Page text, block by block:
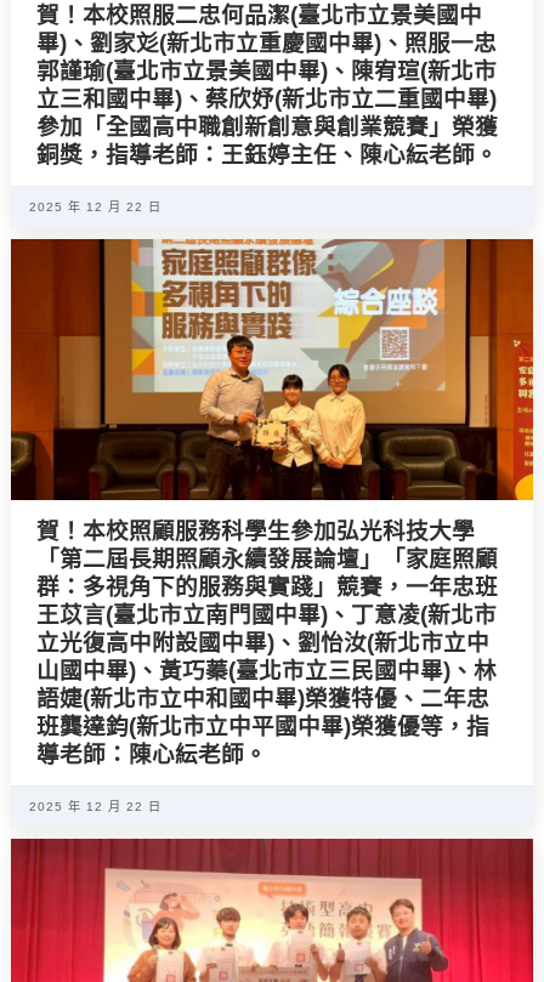
賀！本校照服二忠何品潔(臺北市立景美國中
畢)、劉家彣(新北市立重慶國中畢)、照服一忠
郭謹瑜(臺北市立景美國中畢)、陳宥瑄(新北市
立三和國中畢)、蔡欣妤(新北市立二重國中畢)
參加「全國高中職創新創意與創業競賽」榮獲
銅獎，指導老師：王鈺婷主任、陳心紜老師。
2025 年 12 月 22 日
賀！本校照顧服務科學生參加弘光科技大學
「第二屆長期照顧永續發展論壇」「家庭照顧
群：多視角下的服務與實踐」競賽，一年忠班
王苡言(臺北市立南門國中畢)、丁意凌(新北市
立光復高中附設國中畢)、劉怡汝(新北市立中
山國中畢)、黃巧蓁(臺北市立三民國中畢)、林
語婕(新北市立中和國中畢)榮獲特優、二年忠
班龔達鈞(新北市立中平國中畢)榮獲優等，指
導老師：陳心紜老師。
2025 年 12 月 22 日